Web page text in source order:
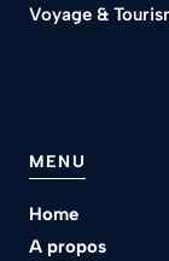
Voyage &
MENU
Home
A propos